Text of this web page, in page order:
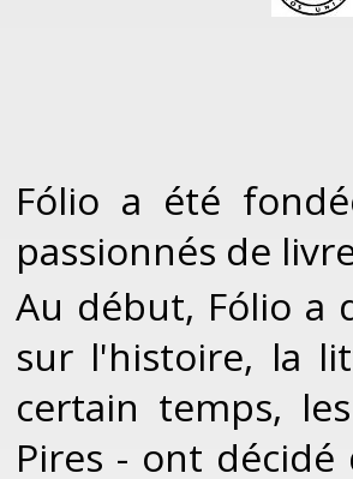
Fólio a été
passionnés de
Au début, Fólio a
sur l'histoire, la
certain temps,
Pires - ont